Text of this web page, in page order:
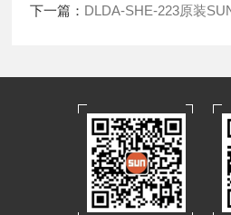
下一篇： DLDA-SHE-223原装